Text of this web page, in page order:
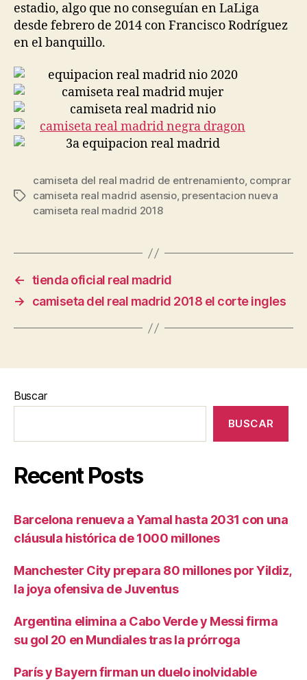
estadio, algo que no conseguían en LaLiga
desde febrero de 2014 con Francisco Rodríguez
en el banquillo.
Etiquetas
camiseta del real madrid de entrenamiento, comprar
camiseta real madrid asensio, presentacion nueva
camiseta real madrid 2018
← tienda oficial real madrid
→
camiseta del real madrid 2018 el corte ingles
Buscar
BUSCAR
Recent Posts
Barcelona renueva a Yamal hasta 2031 con una
cláusula histórica de 1000 millones
Manchester City prepara 80 millones por Yildiz,
la joya ofensiva de Juventus
Argentina elimina a Cabo Verde y Messi firma
su gol 20 en Mundiales tras la prórroga
París y Bayern firman un duelo inolvidable